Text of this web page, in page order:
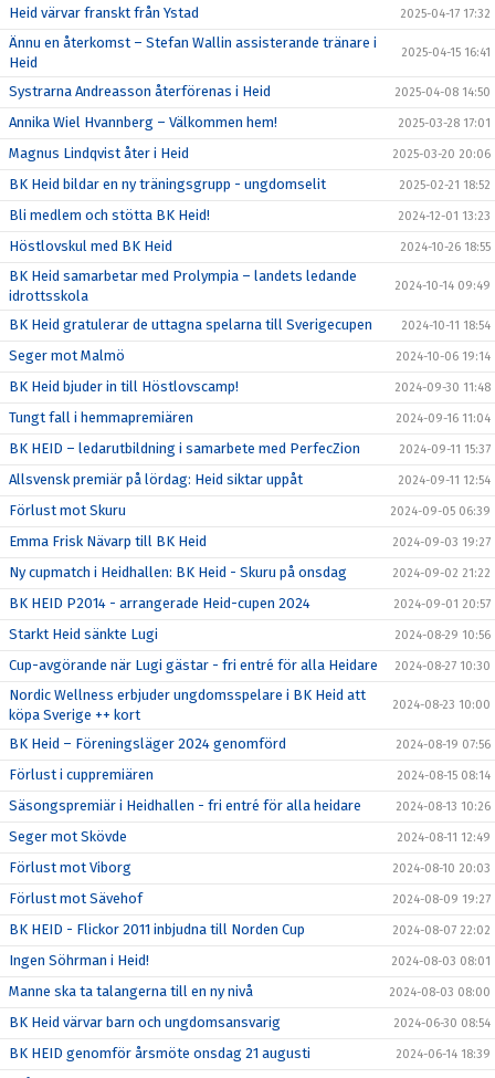
Heid värvar franskt från Ystad 2025-04-17 17:32
Ännu en återkomst – Stefan Wallin assisterande tränare i
Heid
2025-04-15 16:41
Systrarna Andreasson återförenas i Heid 2025-04-08 14:50
Annika Wiel Hvannberg – Välkommen hem! 2025-03-28 17:01
Magnus Lindqvist åter i Heid 2025-03-20 20:06
BK Heid bildar en ny träningsgrupp - ungdomselit 2025-02-21 18:52
Bli medlem och stötta BK Heid! 2024-12-01 13:23
Höstlovskul med BK Heid 2024-10-26 18:55
BK Heid samarbetar med Prolympia – landets ledande
idrottsskola
2024-10-14 09:49
BK Heid gratulerar de uttagna spelarna till Sverigecupen 2024-10-11 18:54
Seger mot Malmö 2024-10-06 19:14
BK Heid bjuder in till Höstlovscamp! 2024-09-30 11:48
Tungt fall i hemmapremiären 2024-09-16 11:04
BK HEID – ledarutbildning i samarbete med PerfecZion 2024-09-11 15:37
Allsvensk premiär på lördag: Heid siktar uppåt 2024-09-11 12:54
Förlust mot Skuru 2024-09-05 06:39
Emma Frisk Nävarp till BK Heid 2024-09-03 19:27
Ny cupmatch i Heidhallen: BK Heid - Skuru på onsdag 2024-09-02 21:22
BK HEID P2014 - arrangerade Heid-cupen 2024 2024-09-01 20:57
Starkt Heid sänkte Lugi 2024-08-29 10:56
Cup-avgörande när Lugi gästar - fri entré för alla Heidare 2024-08-27 10:30
Nordic Wellness erbjuder ungdomsspelare i BK Heid att
köpa Sverige ++ kort
2024-08-23 10:00
BK Heid – Föreningsläger 2024 genomförd 2024-08-19 07:56
Förlust i cuppremiären 2024-08-15 08:14
Säsongspremiär i Heidhallen - fri entré för alla heidare 2024-08-13 10:26
Seger mot Skövde 2024-08-11 12:49
Förlust mot Viborg 2024-08-10 20:03
Förlust mot Sävehof 2024-08-09 19:27
BK HEID - Flickor 2011 inbjudna till Norden Cup 2024-08-07 22:02
Ingen Söhrman i Heid! 2024-08-03 08:01
Manne ska ta talangerna till en ny nivå 2024-08-03 08:00
BK Heid värvar barn och ungdomsansvarig 2024-06-30 08:54
BK HEID genomför årsmöte onsdag 21 augusti 2024-06-14 18:39